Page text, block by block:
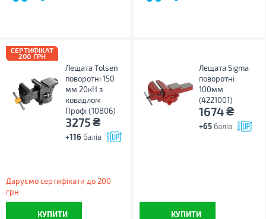
СЕРТИФІКАТ
200 ГРН
Лещата Tolsen
поворотні 150
мм 20кН з
ковадлом
Профі (10806)
3275₴
+116 балів
Даруємо сертифікати до 200
грн
КУПИТИ
Лещата Sigma
поворотні
100мм
(4221001)
1674₴
+65 балів
КУПИТИ